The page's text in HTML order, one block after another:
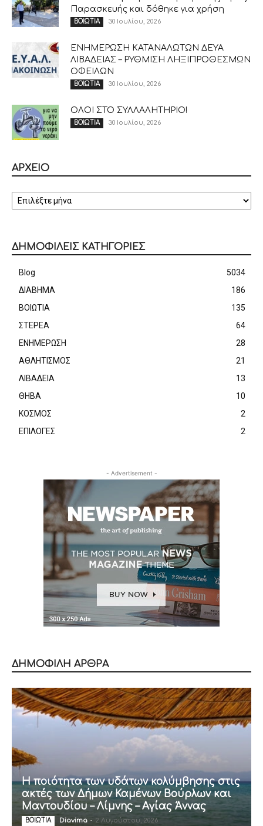
Παρασκευής και δόθηκε για χρήση
ΒΟΙΩΤΙΑ 30 Ιουλίου, 2026
ΕΝΗΜΕΡΩΣΗ ΚΑΤΑΝΑΛΩΤΩΝ ΔΕΥΑ
ΛΙΒΑΔΕΙΑΣ – ΡΥΘΜΙΣΗ ΛΗΞΙΠΡΟΘΕΣΜΩΝ
ΟΦΕΙΛΩΝ
ΒΟΙΩΤΙΑ 30 Ιουλίου, 2026
ΟΛΟΙ ΣΤΟ ΣΥΛΛΑΛΗΤΗΡΙΟ!
ΒΟΙΩΤΙΑ 30 Ιουλίου, 2026
ΑΡΧΕΙΟ
ΔΗΜΟΦΙΛΕΙΣ ΚΑΤΗΓΟΡΙΕΣ
Blog
5034
ΔΙΑΒΗΜΑ
186
ΒΟΙΩΤΙΑ
135
ΣΤΕΡΕΑ
64
ΕΝΗΜΕΡΩΣΗ
28
ΑΘΛΗΤΙΣΜΟΣ
21
ΛΙΒΑΔΕΙΑ
13
ΘΗΒΑ
10
ΚΟΣΜΟΣ
2
ΕΠΙΛΟΓΕΣ
2
- Advertisement -
ΔΗΜΟΦΙΛΗ ΑΡΘΡΑ
Η ποιότητα των υδάτων κολύμβησης στις
ακτές των Δήμων Καμένων Βούρλων και
Μαντουδίου – Λίμνης – Αγίας Άννας
ΒΟΙΩΤΙΑ Diavima - 2 Αυγούστου, 2026